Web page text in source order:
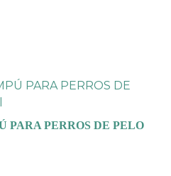
PARA PERROS DE PELO